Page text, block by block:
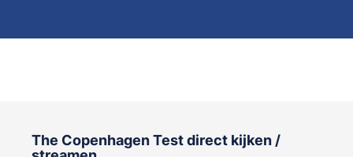
The Copenhagen Test direct kijken /